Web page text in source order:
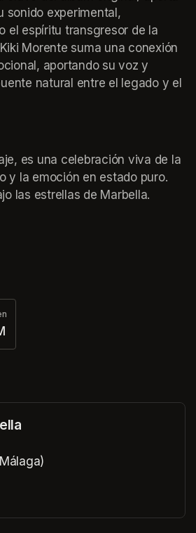
sonido experimental,
el espíritu transgresor de la
Morente suma una conexión
aportando su voz y
natural entre el legado y el
es una celebración viva de la
y la emoción en estado puro.
las estrellas de Marbella.